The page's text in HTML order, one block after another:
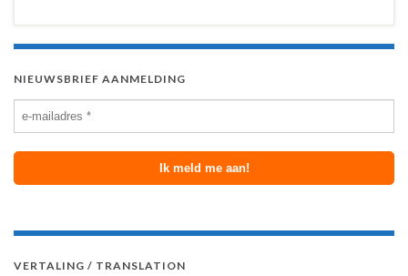
NIEUWSBRIEF AANMELDING
VERTALING / TRANSLATION